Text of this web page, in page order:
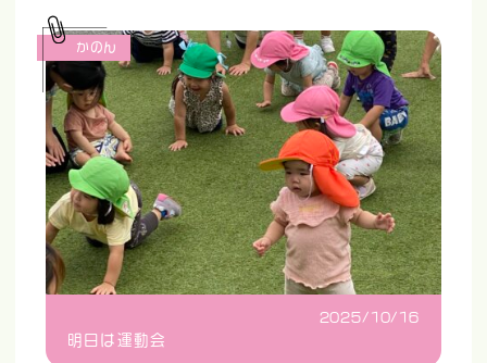
2025/10/16
明日は運動会
かのん